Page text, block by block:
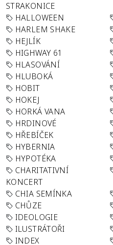
STRAKONICE
HALLOWEEN
HARLEM SHAKE
HEJLÍK
HIGHWAY 61
HLASOVÁNÍ
HLUBOKÁ
HOBIT
HOKEJ
HORKÁ VANA
HRDINOVÉ
HŘEBÍČEK
HYBERNIA
HYPOTÉKA
CHARITATIVNÍ
KONCERT
CHIA SEMÍNKA
CHŮZE
IDEOLOGIE
ILUSTRÁTOŘI
INDEX